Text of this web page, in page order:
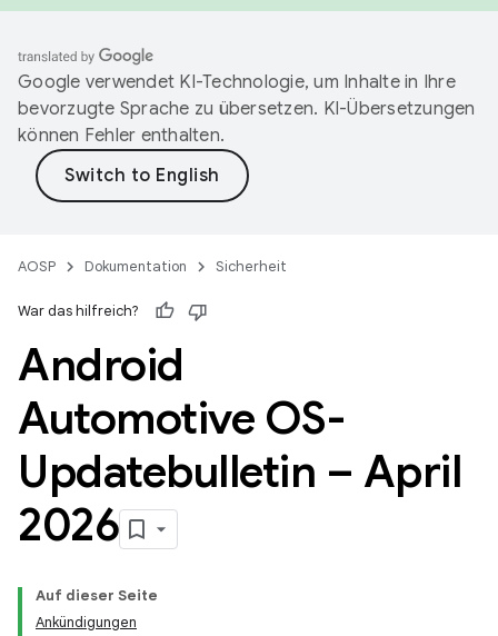
Google verwendet KI-Technologie, um Inhalte in Ihre
bevorzugte Sprache zu übersetzen. KI-Übersetzungen
können Fehler enthalten.
AOSP Dokumentation Sicherheit
War das hilfreich?
Android
Automotive OS-
Updatebulletin – April
2026
Auf dieser Seite
Ankündigungen